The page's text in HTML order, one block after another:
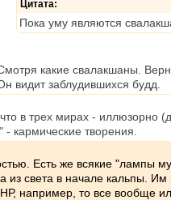
Цитата:
Пока уму являются
какие свалакшаны.
видит заблудившихся будд.
в трех мирах - иллюзорно
- кармические творения.
Есть же всякие "лампы
из света в начале кальпы. Им
например, то все вообще